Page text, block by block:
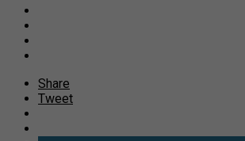
Share
Tweet